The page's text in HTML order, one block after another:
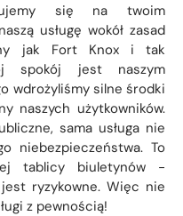
się na twoim
usługę wokół zasad
jak Fort Knox i tak
spokój jest naszym
wdrożyliśmy silne środki
naszych użytkowników.
sama usługa nie
niebezpieczeństwa. To
tablicy biuletynów -
ryzykowne. Więc nie
z pewnością!